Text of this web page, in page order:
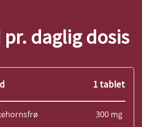
daglig dosis
1 tablet
300 mg